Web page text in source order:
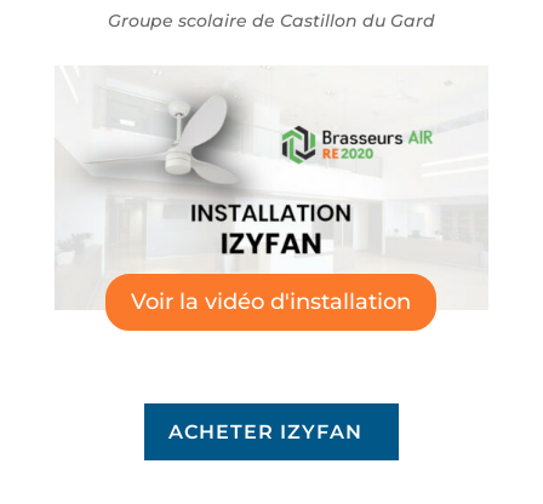
Groupe scolaire de Castillon du Gard
Voir la vidéo d'installation
ACHETER IZYFAN